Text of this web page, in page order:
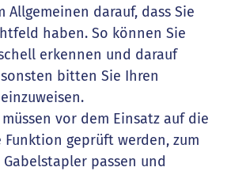
Allgemeinen darauf, dass Sie
haben. So können Sie
erkennen und darauf
bitten Sie Ihren
vor dem Einsatz auf die
geprüft werden, zum
passen und